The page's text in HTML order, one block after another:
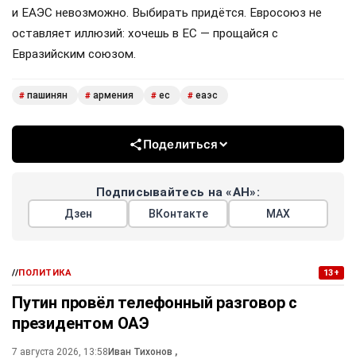
и ЕАЭС невозможно. Выбирать придётся. Евросоюз не
оставляет иллюзий: хочешь в ЕС — прощайся с
Евразийским союзом.
# пашинян # армения # ес # еаэс
Поделиться
Подписывайтесь на «АН»:
Дзен ВКонтакте МАХ
//ПОЛИТИКА 13+
Путин провёл телефонный разговор с
президентом ОАЭ
7 августа 2026, 13:58 Иван Тихонов ,